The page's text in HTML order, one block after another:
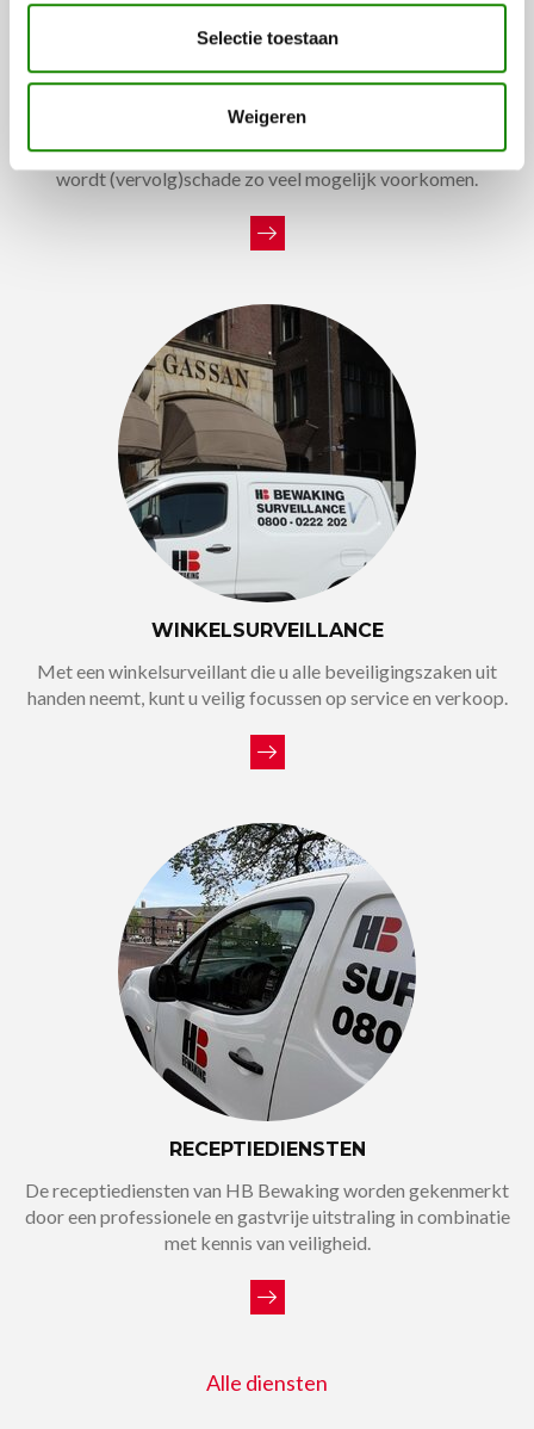
Selectie toestaan
Weigeren
ALARMOPVOLGING
Door de deskundige alarmopvolging van HB Bewaking
wordt (vervolg)schade zo veel mogelijk voorkomen.
WINKELSURVEILLANCE
Met een winkelsurveillant die u alle beveiligingszaken uit
handen neemt, kunt u veilig focussen op service en verkoop.
RECEPTIEDIENSTEN
De receptiediensten van HB Bewaking worden gekenmerkt
door een professionele en gastvrije uitstraling in combinatie
met kennis van veiligheid.
Alle diensten